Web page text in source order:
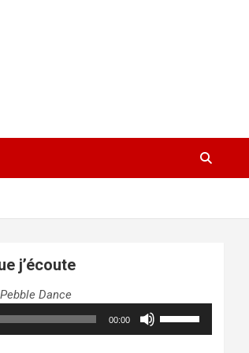
j’écoute
Pebble Dance
00:00